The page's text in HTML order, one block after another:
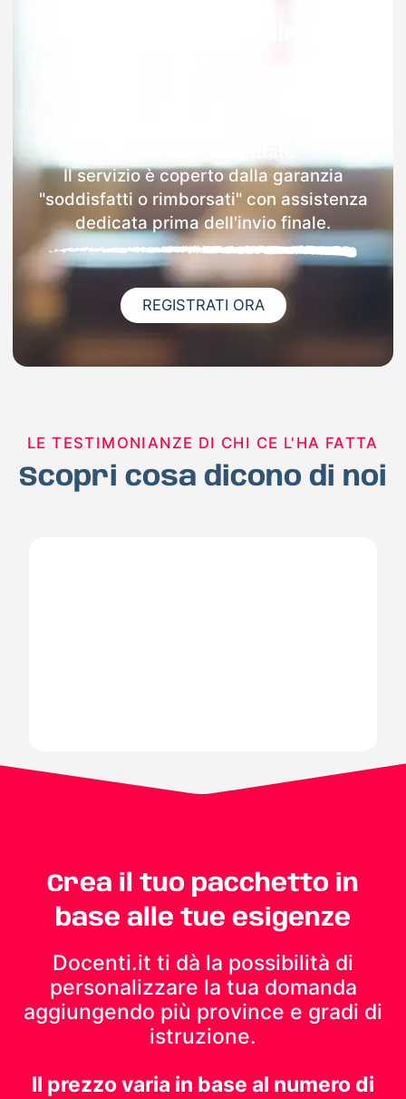
Il servizio è coperto dalla garanzia
"soddisfatti o rimborsati" con assistenza
dedicata prima dell'invio finale.
REGISTRATI ORA
LE TESTIMONIANZE DI CHI CE L'HA FATTA
Scopri cosa dicono di noi
Crea il tuo pacchetto in
base alle tue esigenze
Docenti.it ti dà la possibilità di
personalizzare la tua domanda
aggiungendo più province e gradi di
istruzione.
Il prezzo varia in base al numero di